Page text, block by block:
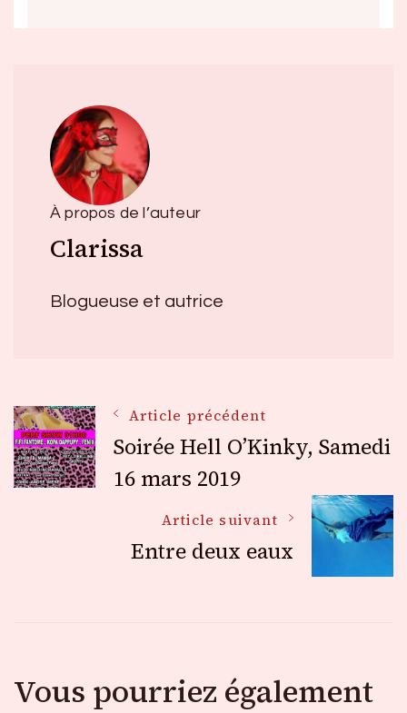
À propos de l’auteur
Clarissa
Blogueuse et autrice
Navigation
des
articles
Article précédent
Soirée Hell O’Kinky, Samedi
16 mars 2019
Article suivant
Entre deux eaux
Vous pourriez également